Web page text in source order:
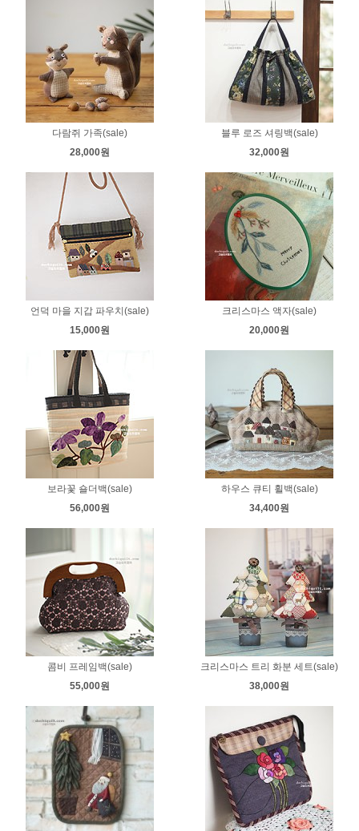
다람쥐 가족(sale)
28,000원
블루 로즈 셔링백(sale)
32,000원
언덕 마을 지갑 파우치(sale)
15,000원
크리스마스 액자(sale)
20,000원
보라꽃 숄더백(sale)
56,000원
하우스 큐티 휠백(sale)
34,400원
콤비 프레임백(sale)
55,000원
크리스마스 트리 화분 세트(sale)
38,000원